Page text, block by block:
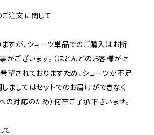
注文に関して
すが、ショーツ単品でのご購入はお断
がございます。（ほとんどのお客様がセ
望されておりますため、ショーツが不足
ましてはセットでのお届けができなく
の対応のため）何卒ご了承下さいませ。
て